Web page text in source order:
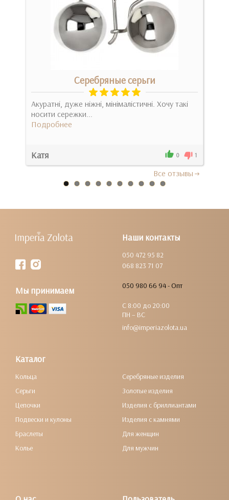
Серебряные серьги
Акуратні, дуже ніжні, мінімалістичні. Хочу такі
носити сережки...
Подробнее
Катя 0 1
Все отзывы
Наши контакты
050 472 95 82
068 823 71 07
050 980 66 94 - Опт
С 8:00 до 20:00
ПН – ВС
info@imperiazolota.ua
Мы принимаем
Каталог
Кольца
Серьги
Цепочки
Подвески и кулоны
Браслеты
Колье
Серебряные изделия
Золотые изделия
Изделия с бриллиантами
Изделия с камнями
Для женщин
Для мужчин